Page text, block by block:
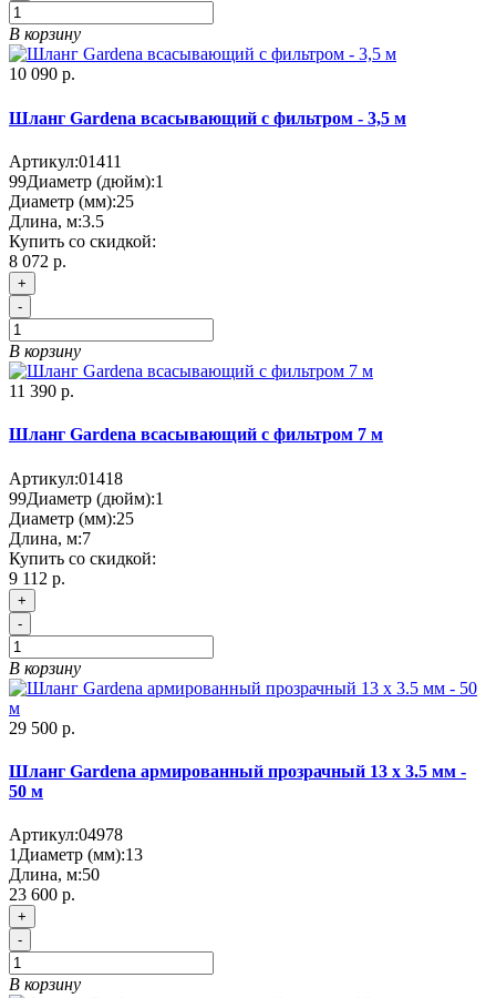
В корзину
10 090 р.
Шланг Gardena всасывающий с фильтром - 3,5 м
Артикул:01411
99Диаметр (дюйм):1
Диаметр (мм):25
Длина, м:3.5
Купить со скидкой:
8 072 р.
+
-
В корзину
11 390 р.
Шланг Gardena всасывающий с фильтром 7 м
Артикул:01418
99Диаметр (дюйм):1
Диаметр (мм):25
Длина, м:7
Купить со скидкой:
9 112 р.
+
-
В корзину
29 500 р.
Шланг Gardena армированный прозрачный 13 х 3.5 мм -
50 м
Артикул:04978
1 Диаметр (мм):13
Длина, м:50
23 600 р.
+
-
В корзину